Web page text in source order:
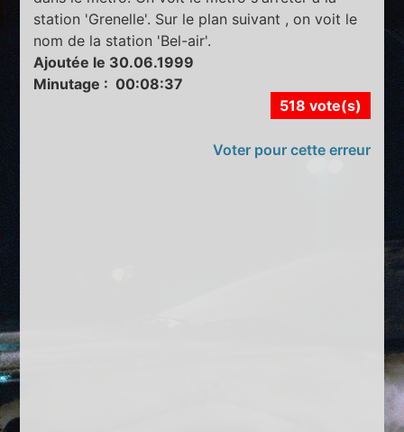
station 'Grenelle'. Sur le plan suivant , on voit le
nom de la station 'Bel-air'.
Ajoutée le 30.06.1999
Minutage : 00:08:37
518 vote(s)
Voter pour cette erreur